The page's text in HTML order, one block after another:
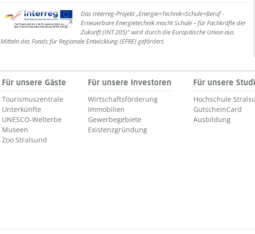
??? absaetzeUnten[1]/titel ???
Das Interreg-Projekt „Energie+Technik=Schule+Beruf -
Erneuerbare Energietechnik macht Schule – für Fachkräfte der
Zukunft (INT 205)“ wird durch die Europäische Union aus
Mitteln des Fonds für Regionale Entwicklung (EFRE) gefördert.
Für unsere Gäste
Tourismuszentrale
Unterkünfte
UNESCO-Welterbe
Museen
Zoo Stralsund
Für unsere Investoren
Wirtschaftsförderung
Immobilien
Gewerbegebiete
Existenzgründung
Für unsere
Hochschule
GutscheinCard
Ausbildung